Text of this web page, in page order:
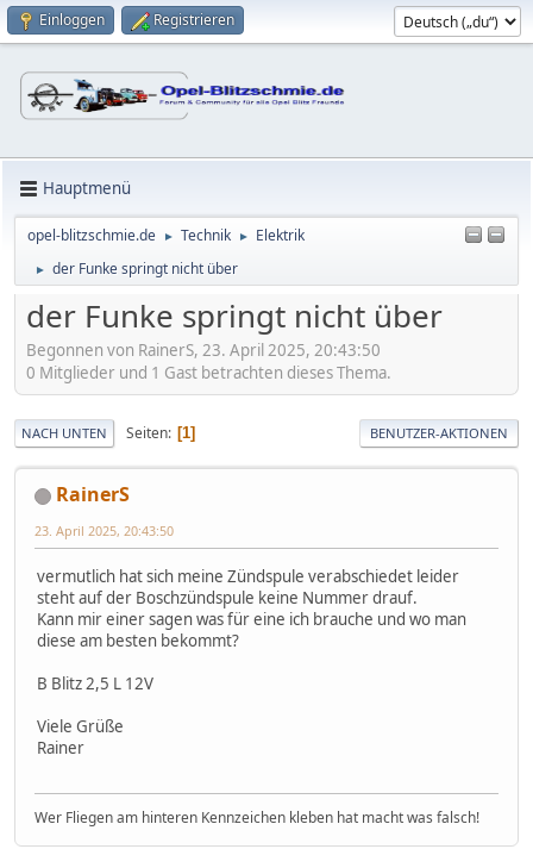
Einloggen Registrieren
Hauptmenü
opel-blitzschmie.de ► Technik ► Elektrik
► der Funke springt nicht über
der Funke springt nicht über
Begonnen von RainerS, 23. April 2025, 20:43:50
0 Mitglieder und 1 Gast betrachten dieses Thema.
NACH UNTEN Seiten 1 BENUTZER-AKTIONEN
RainerS
23. April 2025, 20:43:50
vermutlich hat sich meine Zündspule verabschiedet leider
steht auf der Boschzündspule keine Nummer drauf.
Kann mir einer sagen was für eine ich brauche und wo man
diese am besten bekommt?
B Blitz 2,5 L 12V
Viele Grüße
Rainer
Wer Fliegen am hinteren Kennzeichen kleben hat macht was falsch!